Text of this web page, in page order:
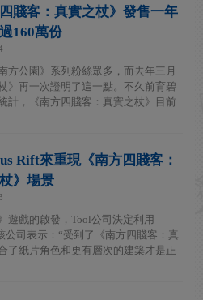
四賤客：真實之杖》發售一年
160萬份
方公園》系列粉絲眾多，而去年三月
》再一次證明了這一點。不久前育碧
計，《南方四賤客：真實之杖》目前
Rift來重現《南方四賤客：
》場景
遊戲的啟發，Tool公司決定利用
公司表示：“受到了《南方四賤客：真
了紙片角色和更有層次的建築才是正